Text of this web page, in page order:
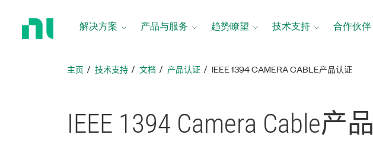
解决方案 产品与服务 趋势瞭望 技术支持 合作伙伴
主页 技术支持 文档 产品认证 IEEE 1394 CAMERA CABLE产品认证
IEEE 1394 Camera Cable产品